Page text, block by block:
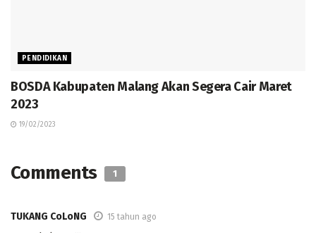
PENDIDIKAN
BOSDA Kabupaten Malang Akan Segera Cair Maret
2023
19/02/2023
Comments 1
TUKANG CoLoNG 15 tahun ago